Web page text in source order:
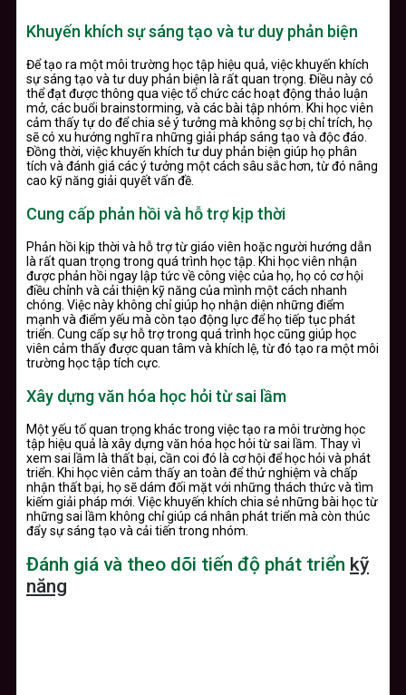
Khuyến khích sự sáng tạo và tư duy phản biện
Để tạo ra một môi trường học tập hiệu quả, việc khuyến khích
sự sáng tạo và tư duy phản biện là rất quan trọng. Điều này có
thể đạt được thông qua việc tổ chức các hoạt động thảo luận
mở, các buổi brainstorming, và các bài tập nhóm. Khi học viên
cảm thấy tự do để chia sẻ ý tưởng mà không sợ bị chỉ trích, họ
sẽ có xu hướng nghĩ ra những giải pháp sáng tạo và độc đáo.
Đồng thời, việc khuyến khích tư duy phản biện giúp họ phân
tích và đánh giá các ý tưởng một cách sâu sắc hơn, từ đó nâng
cao kỹ năng giải quyết vấn đề.
Cung cấp phản hồi và hỗ trợ kịp thời
Phản hồi kịp thời và hỗ trợ từ giáo viên hoặc người hướng dẫn
là rất quan trọng trong quá trình học tập. Khi học viên nhận
được phản hồi ngay lập tức về công việc của họ, họ có cơ hội
điều chỉnh và cải thiện kỹ năng của mình một cách nhanh
chóng. Việc này không chỉ giúp họ nhận diện những điểm
mạnh và điểm yếu mà còn tạo động lực để họ tiếp tục phát
triển. Cung cấp sự hỗ trợ trong quá trình học cũng giúp học
viên cảm thấy được quan tâm và khích lệ, từ đó tạo ra một môi
trường học tập tích cực.
Xây dựng văn hóa học hỏi từ sai lầm
Một yếu tố quan trọng khác trong việc tạo ra môi trường học
tập hiệu quả là xây dựng văn hóa học hỏi từ sai lầm. Thay vì
xem sai lầm là thất bại, cần coi đó là cơ hội để học hỏi và phát
triển. Khi học viên cảm thấy an toàn để thử nghiệm và chấp
nhận thất bại, họ sẽ dám đối mặt với những thách thức và tìm
kiếm giải pháp mới. Việc khuyến khích chia sẻ những bài học từ
những sai lầm không chỉ giúp cá nhân phát triển mà còn thúc
đẩy sự sáng tạo và cải tiến trong nhóm.
Đánh giá và theo dõi tiến độ phát triển kỹ
năng